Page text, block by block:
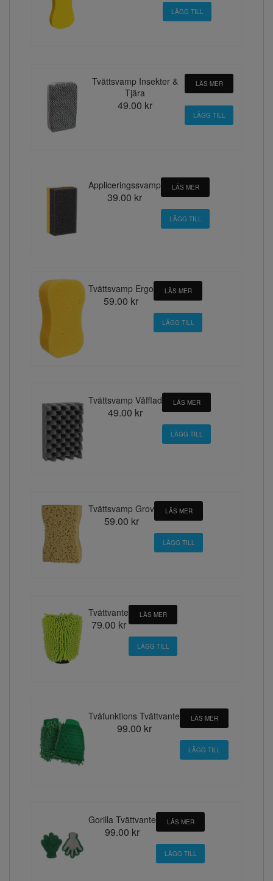
Tvättsvamp Insekter &
Tjära
49.00 kr
LÄS MER
Appliceringssvamp
39.00 kr
LÄS MER
Tvättsvamp Ergo
59.00 kr
LÄS MER
Tvättsvamp Våfflad
49.00 kr
LÄS MER
Tvättsvamp Grov
59.00 kr
LÄS MER
Tvättvante
79.00 kr
LÄS MER
Tvåfunktions Tvättvante
99.00 kr
LÄS MER
Gorilla Tvättvante
99.00 kr
LÄS MER